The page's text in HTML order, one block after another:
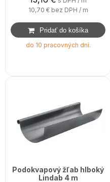
10,70 € bez DPH / m
do 10 pracovných dní.
Podokvapový žľab hlboký
Lindab 4 m